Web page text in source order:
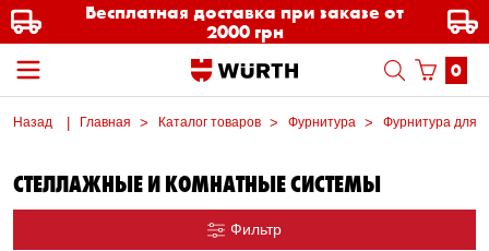
Бесплатная доставка при заказе от
2000 грн
0
Назад Главная Каталог товаров Фурнитура Фурнитура для
СТЕЛЛАЖНЫЕ И КОМНАТНЫЕ СИСТЕМЫ
Фильтр